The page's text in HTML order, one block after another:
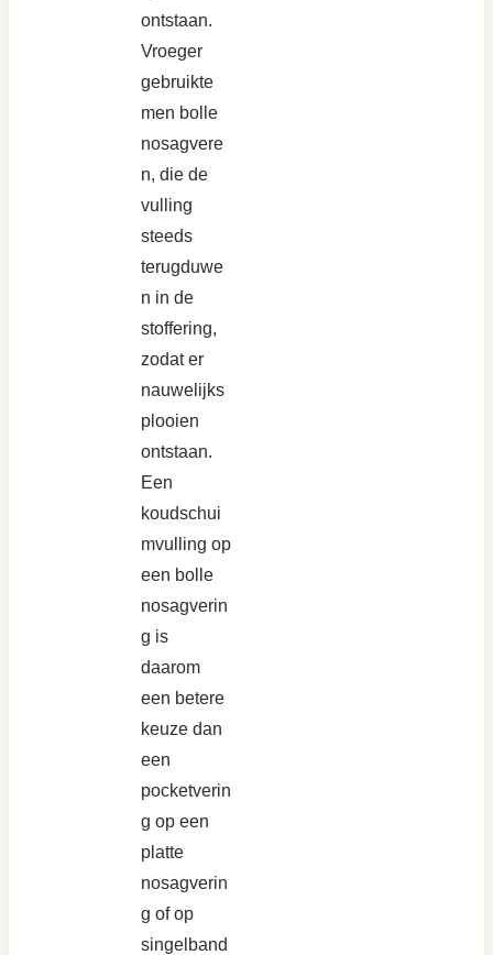
ontstaan.
Vroeger
gebruikte
men bolle
nosagvere
n, die de
vulling
steeds
terugduwe
n in de
stoffering,
zodat er
nauwelijks
plooien
ontstaan.
Een
koudschui
mvulling op
een bolle
nosagverin
g is
daarom
een betere
keuze dan
een
pocketverin
g op een
platte
nosagverin
g of op
singelband